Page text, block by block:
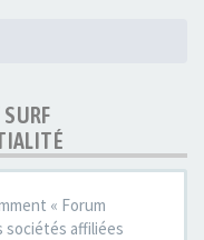
« Forum
sociétés affiliées